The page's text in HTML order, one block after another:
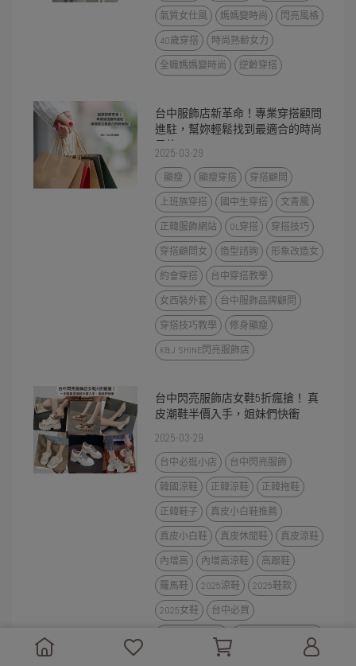
氣質女仕風
媽媽變時尚
閃亮風格
40歲穿搭
時尚熟齢女力
全職媽媽變時尚
逆齡穿搭
台中服飾店新革命！專業穿搭顧問
進駐，幫妳輕鬆找到最適合的時尚
風格!
2025-03-29
顯瘦 顯瘦穿搭
穿搭顧問
上班族穿搭
國中生穿搭
文青風
正韓服飾網站
OL穿搭
穿搭技巧
穿搭顧問女
造型諮詢
形象改造女
約會穿搭
台中穿搭教學
女西裝外套
台中服飾品牌顧問
穿搭技巧教學
修身顯瘦
K&J SHINE閃亮服飾店
台中閃亮服飾店女鞋5折瘋搶！ 真
皮潮鞋半價入手，姐妹們快衝
2025-03-29
台中必逛小店
台中閃亮服飾
韓國涼鞋
正韓涼鞋
正韓拖鞋
正韓鞋子
真皮小白鞋推薦
真皮小白鞋
真皮休閒鞋
真皮涼鞋
內增高
內增高涼鞋
高跟鞋
羅馬鞋
2025涼鞋
2025鞋款
2025女鞋
台中必買
K&J閃亮服飾店
台中K&J閃亮服飾店